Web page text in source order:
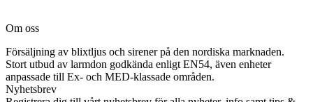
Om oss
Försäljning av blixtljus och sirener på den nordiska marknaden.
Stort utbud av larmdon godkända enligt EN54, även enheter
anpassade till Ex- och MED-klassade områden.
Nyhetsbrev